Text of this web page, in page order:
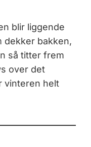
blir liggende
dekker bakken,
så titter frem
over det
vinteren helt